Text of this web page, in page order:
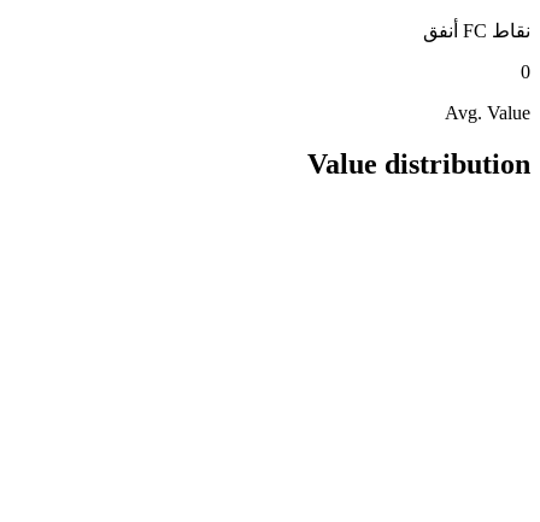
نقاط FC
أنفق
0
Avg. Value
Value distribution